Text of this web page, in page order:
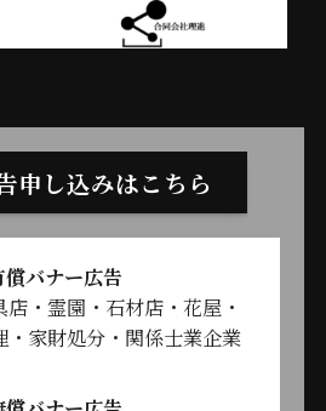
申し込みはこちら
償バナー広告
・霊園・石材店・花屋・
・家財処分・関係士業企業